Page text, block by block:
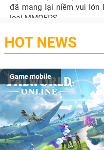
đã mang lại niềm vui lớn
loại MMOFPS.
HOT NEWS
Game mobile